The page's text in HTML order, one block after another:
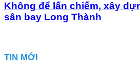
Không để lấn chiếm, xây
sân bay Long Thành
TIN MỚI